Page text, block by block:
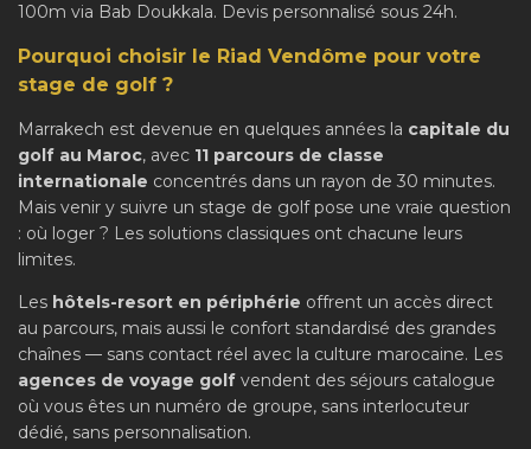
100m via Bab Doukkala. Devis personnalisé sous 24h.
Pourquoi choisir le Riad Vendôme pour votre
stage de golf ?
Marrakech est devenue en quelques années la capitale du
golf au Maroc, avec 11 parcours de classe
internationale concentrés dans un rayon de 30 minutes.
Mais venir y suivre un stage de golf pose une vraie question
: où loger ? Les solutions classiques ont chacune leurs
limites.
Les hôtels-resort en périphérie offrent un accès direct
au parcours, mais aussi le confort standardisé des grandes
chaînes — sans contact réel avec la culture marocaine. Les
agences de voyage golf vendent des séjours catalogue
où vous êtes un numéro de groupe, sans interlocuteur
dédié, sans personnalisation.